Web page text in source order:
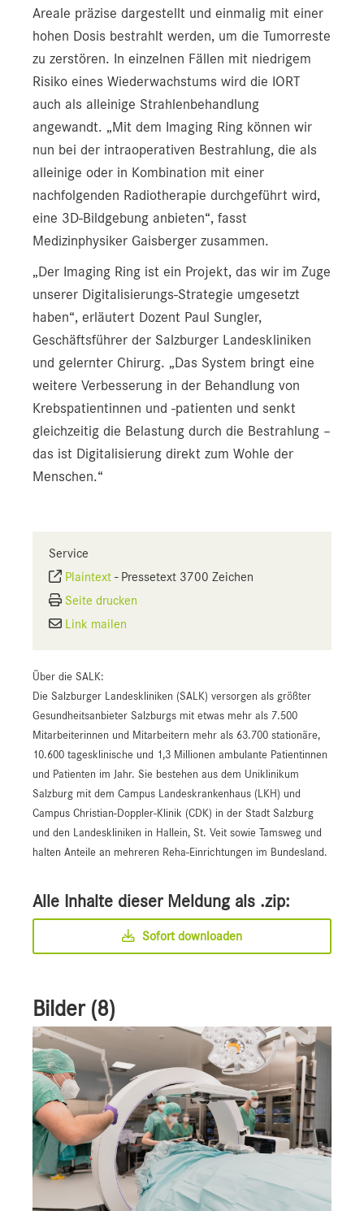
Areale präzise dargestellt und einmalig mit einer
hohen Dosis bestrahlt werden, um die Tumorreste
zu zerstören. In einzelnen Fällen mit niedrigem
Risiko eines Wiederwachstums wird die IORT
auch als alleinige Strahlenbehandlung
angewandt. „Mit dem Imaging Ring können wir
nun bei der intraoperativen Bestrahlung, die als
alleinige oder in Kombination mit einer
nachfolgenden Radiotherapie durchgeführt wird,
eine 3D-Bildgebung anbieten“, fasst
Medizinphysiker Gaisberger zusammen.
„Der Imaging Ring ist ein Projekt, das wir im Zuge
unserer Digitalisierungs-Strategie umgesetzt
haben“, erläutert Dozent Paul Sungler,
Geschäftsführer der Salzburger Landeskliniken
und gelernter Chirurg. „Das System bringt eine
weitere Verbesserung in der Behandlung von
Krebspatientinnen und -patienten und senkt
gleichzeitig die Belastung durch die Bestrahlung –
das ist Digitalisierung direkt zum Wohle der
Menschen.“
Service
Plaintext - Pressetext 3700 Zeichen
Seite drucken
Link mailen
Über die SALK:
Die Salzburger Landeskliniken (SALK) versorgen als größter
Gesundheitsanbieter Salzburgs mit etwas mehr als 7.500
Mitarbeiterinnen und Mitarbeitern mehr als 63.700 stationäre,
10.600 tagesklinische und 1,3 Millionen ambulante Patientinnen
und Patienten im Jahr. Sie bestehen aus dem Uniklinikum
Salzburg mit dem Campus Landeskrankenhaus (LKH) und
Campus Christian-Doppler-Klinik (CDK) in der Stadt Salzburg
und den Landeskliniken in Hallein, St. Veit sowie Tamsweg und
halten Anteile an mehreren Reha-Einrichtungen im Bundesland.
Alle Inhalte dieser Meldung als .zip:
Sofort downloaden
Bilder (8)